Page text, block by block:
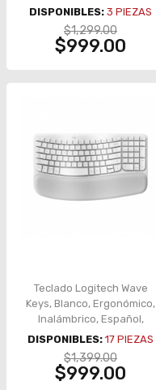
Iluminación LED RGB, Inglés
- K617CTB-RGB
DISPONIBLES: 3 PIEZAS
$1,299.00
$999.00
Teclado Logitech Wave
Keys, Blanco, Ergonómico,
Inalámbrico, Español,
Reposamuñecas – 920-
012279
DISPONIBLES: 17 PIEZAS
$1,399.00
$999.00